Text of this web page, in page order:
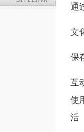
通
文
保
互
使
活